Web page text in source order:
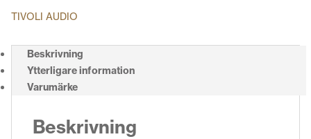
TIVOLI AUDIO
Beskrivning
Ytterligare information
Varumärke
Beskrivning